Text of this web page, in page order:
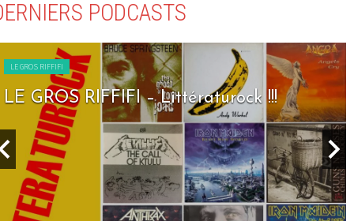
PODCASTS
LE GROS RIFFIFI
LE GROS RIFFIFI – Seven Days To Rock !!!